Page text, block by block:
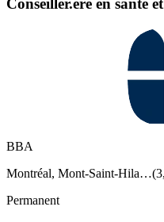
BBA
Montréal, Mont-Saint-Hila…(
Permanent